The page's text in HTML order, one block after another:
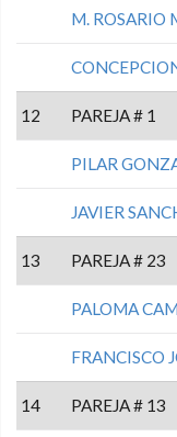
M. ROSARIO
12 PAREJA # 1
PILAR
JAVIER
13 PAREJA # 23
PALOMA
FRANCISCO
14 PAREJA # 13